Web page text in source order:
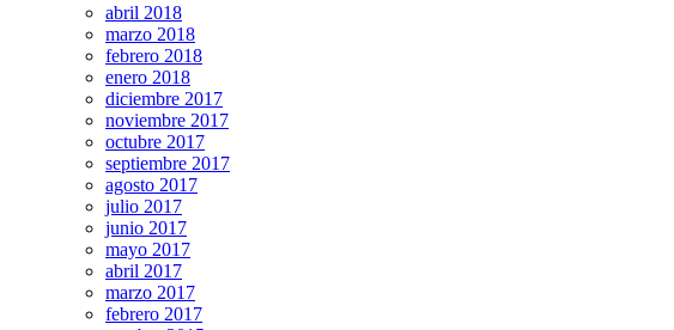
abril 2018
marzo 2018
febrero 2018
enero 2018
diciembre 2017
noviembre 2017
octubre 2017
septiembre 2017
agosto 2017
julio 2017
junio 2017
mayo 2017
abril 2017
marzo 2017
febrero 2017